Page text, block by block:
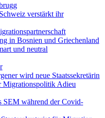
verstärkt ihr
in Bosnien und Griechenland
und neutral
wird neue Staatssekretärin
Migrationspolitik Adieu
SEM während der Covid-